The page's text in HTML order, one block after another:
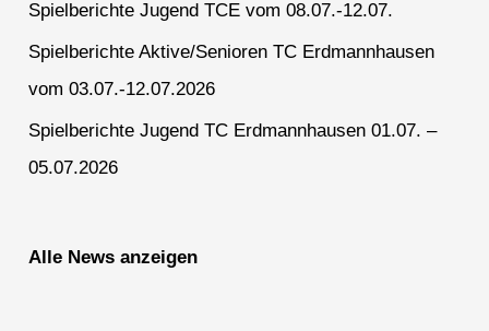
Spielberichte Jugend TCE vom 08.07.-12.07.
Spielberichte Aktive/Senioren TC Erdmannhausen
vom 03.07.-12.07.2026
Spielberichte Jugend TC Erdmannhausen 01.07. –
05.07.2026
Alle News anzeigen